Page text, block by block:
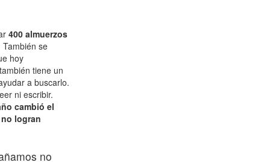
400 almuerzos
También se
hoy
tiene un
a buscarlo.
ni escribir.
cambió el
logran
no